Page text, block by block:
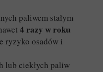
paliwem stałym
4 razy w roku
ryzyko osadów i
lub ciekłych paliw